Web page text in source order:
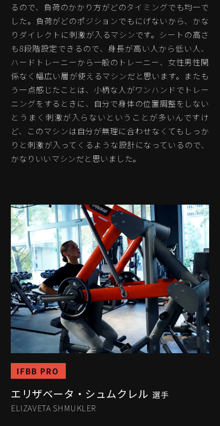
るので、負荷のかかり方がどのタイミングでも均一で
した。負荷がどのポジションでもにげないから、かな
りダイレクトに刺激が入るマシンです。シートの高さ
も8段階設定できるので、身長が高い人から低い人、
ハードトレーニーから一般のトレーニー、女性男性関
係なく幅広い層が使えるマシンだと思います。またも
う一点感じたことは、小柄な人がワンハンドでトレー
ニングをするときに、自分で身体の位置調整をしない
とうまく刺激が入らないということが多いんですけ
ど、このマシンは自分が無理に合わせなくてもしっか
りと刺激が入ってくるような設計になっているので、
かなりいいマシンだと思いました。
IFBB PRO
エリザベータ・シュムクレル 選手
ELIZAVETA SHMUKLER